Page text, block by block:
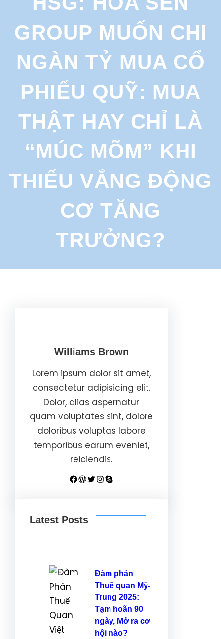
GROUP MUỐN CHI
NGÀN TỶ MUA CỔ
PHIẾU QUỸ: MUA
THẬT HAY CHỈ LÀ
“MÚC MÕM” KHI
THIẾU VẮNG ĐỘNG
CƠ TĂNG
TRƯỞNG?
Williams Brown
Lorem ipsum dolor sit amet,
consectetur adipisicing elit.
Dolor, alias aspernatur
quam voluptates sint, dolore
doloribus voluptas labore
temporibus earum eveniet,
reiciendis.
Facebook WordPress Twitter InstagramSkype
Latest Posts
Đàm phán
Thuế quan Mỹ-
Trung 2025:
Tạm hoãn 90
ngày, Mở ra cơ
hội nào?